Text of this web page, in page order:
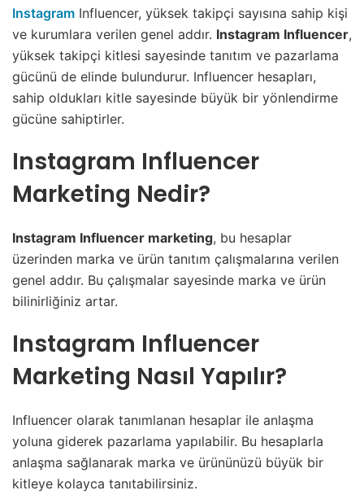
Instagram Influencer, yüksek takipçi sayısına sahip kişi
ve kurumlara verilen genel addır. Instagram Influencer,
yüksek takipçi kitlesi sayesinde tanıtım ve pazarlama
gücünü de elinde bulundurur. Influencer hesapları,
sahip oldukları kitle sayesinde büyük bir yönlendirme
gücüne sahiptirler.
Instagram Influencer
Marketing Nedir?
Instagram Influencer marketing, bu hesaplar
üzerinden marka ve ürün tanıtım çalışmalarına verilen
genel addır. Bu çalışmalar sayesinde marka ve ürün
bilinirliğiniz artar.
Instagram Influencer
Marketing Nasıl Yapılır?
Influencer olarak tanımlanan hesaplar ile anlaşma
yoluna giderek pazarlama yapılabilir. Bu hesaplarla
anlaşma sağlanarak marka ve ürününüzü büyük bir
kitleye kolayca tanıtabilirsiniz.